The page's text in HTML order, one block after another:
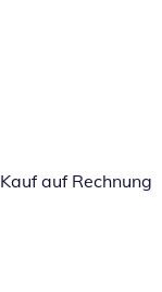
Kauf auf Rechnung